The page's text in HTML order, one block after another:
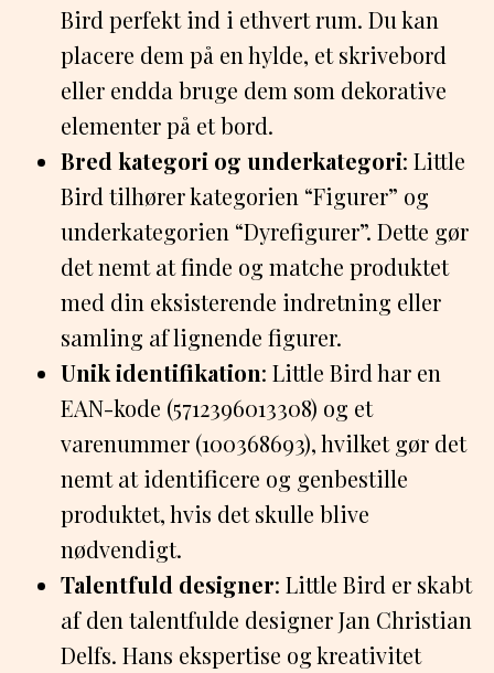
Bird perfekt ind i ethvert rum. Du kan
placere dem på en hylde, et skrivebord
eller endda bruge dem som dekorative
elementer på et bord.
Bred kategori og underkategori: Little
Bird tilhører kategorien “Figurer” og
underkategorien “Dyrefigurer”. Dette gør
det nemt at finde og matche produktet
med din eksisterende indretning eller
samling af lignende figurer.
Unik identifikation: Little Bird har en
EAN-kode (5712396013308) og et
varenummer (100368693), hvilket gør det
nemt at identificere og genbestille
produktet, hvis det skulle blive
nødvendigt.
Talentfuld designer: Little Bird er skabt
af den talentfulde designer Jan Christian
Delfs. Hans ekspertise og kreativitet